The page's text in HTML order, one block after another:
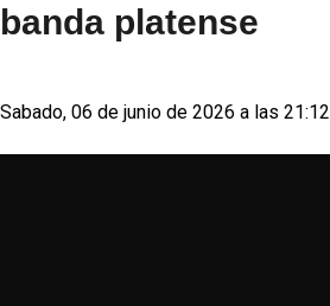
banda platense
Sabado, 06 de junio de 2026 a las 21:12